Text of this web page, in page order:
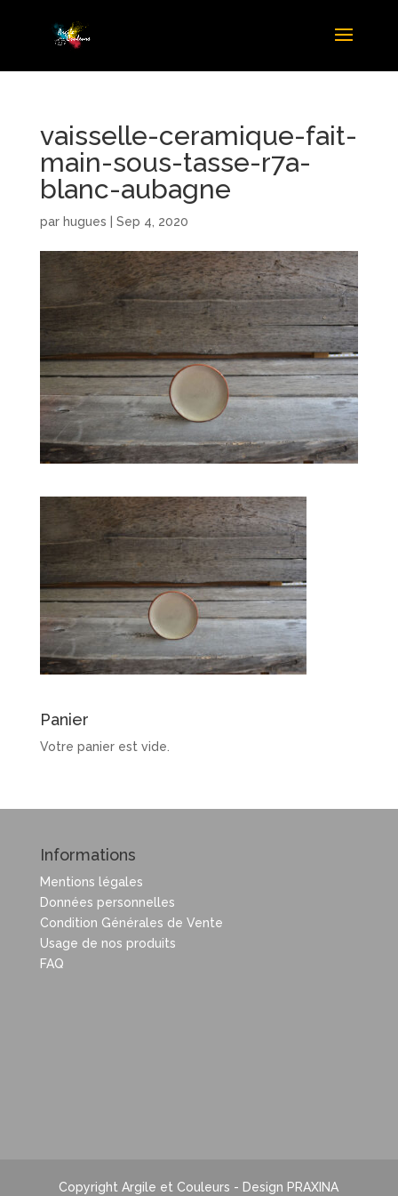
vaisselle-ceramique-fait-
main-sous-tasse-r7a-
blanc-aubagne
par hugues Sep 4, 2020
Panier
Votre panier est vide.
Informations
Mentions légales
Données personnelles
Condition Générales de Vente
Usage de nos produits
FAQ
Copyright Argile et Couleurs - Design PRAXINA